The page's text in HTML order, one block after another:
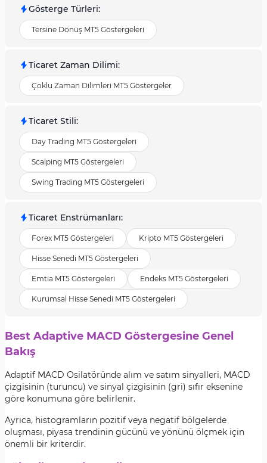
Gösterge Türleri:
Tersine Dönüş MT5 Göstergeleri
Ticaret Zaman Dilimi:
Çoklu Zaman Dilimleri MT5 Göstergeler
Ticaret Stili:
Day Trading MT5 Göstergeleri
Scalping MT5 Göstergeleri
Swing Trading MT5 Göstergeleri
Ticaret Enstrümanları:
Forex MT5 Göstergeleri Kripto MT5 Göstergeleri
Hisse Senedi MT5 Göstergeleri
Emtia MT5 Göstergeleri Endeks MT5 Göstergeleri
Kurumsal Hisse Senedi MT5 Göstergeleri
Best Adaptive MACD Göstergesine Genel
Bakış
Adaptif MACD Osilatöründe alım ve satım sinyalleri, MACD
çizgisinin (turuncu) ve sinyal çizgisinin (gri) sıfır eksenine
göre konumuna göre belirlenir.
Ayrıca, histogramların pozitif veya negatif bölgelerde
oluşması, piyasa trendinin gücünü ve yönünü ölçmek için
önemli bir kriterdir.